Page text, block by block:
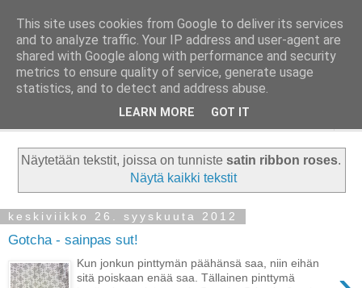
Taloja ja Toiveita
[ Sisustaa ] [ Remontoi ] [ Tuunaa ] [ Haaveilee ] [ Reissaa ]
Näytetään tekstit, joissa on tunniste satin ribbon roses.
Näytä kaikki tekstit
keskiviikko 26. syyskuuta 2012
Gotcha - sainpas sut!
Kun jonkun pinttymän päähänsä saa, niin eihän
sitä poiskaan enää saa. Tällainen pinttymä
This site uses cookies from Google to deliver its services
and to analyze traffic. Your IP address and user-agent are
shared with Google along with performance and security
metrics to ensure quality of service, generate usage
statistics, and to detect and address abuse.
LEARN MORE GOT IT